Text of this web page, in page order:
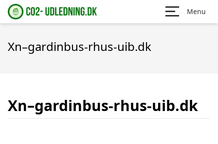
Menu
Xn–gardinbus-rhus-uib.dk
Xn–gardinbus-rhus-uib.dk